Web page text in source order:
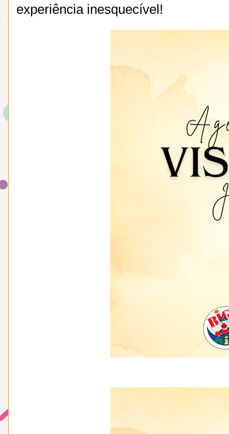
experiência inesquecível!